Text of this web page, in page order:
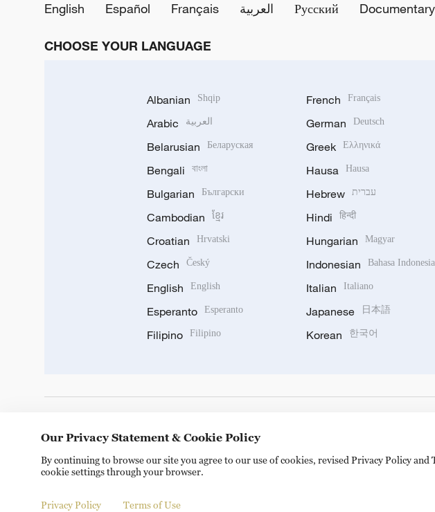
English
Español Français العربية Русский Documentary
CHOOSE YOUR LANGUAGE
Albanian Shqip
Arabic العربية
Belarusian Беларуская
Bengali বাংলা
Bulgarian Български
Cambodian ខ្មែរ
Croatian Hrvatski
Czech Český
English English
Esperanto Esperanto
Filipino Filipino
French Français
German Deutsch
Greek Ελληνικά
Hausa Hausa
Hebrew עברית
Hindi हिन्दी
Hungarian Magyar
Indonesian Bahasa Indonesia
Italian Italiano
Japanese 日本語
Korean 한국어
Copyright © 2024 CGTN. 京ICP备20000184号
Our Privacy Statement & Cookie Policy
By continuing to browse our site you agree to our use of cookies, revised Privacy Policy and
cookie settings through your browser.
Privacy Policy Terms of Use